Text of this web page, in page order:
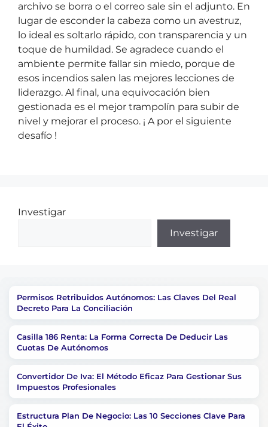
archivo se borra o el correo sale sin el adjunto. En
lugar de esconder la cabeza como un avestruz,
lo ideal es soltarlo rápido, con transparencia y un
toque de humildad. Se agradece cuando el
ambiente permite fallar sin miedo, porque de
esos incendios salen las mejores lecciones de
liderazgo. Al final, una equivocación bien
gestionada es el mejor trampolín para subir de
nivel y mejorar el proceso. ¡ A por el siguiente
desafío !
Investigar
Investigar
Permisos Retribuidos Autónomos: Las Claves Del Real
Decreto Para La Conciliación
Casilla 186 Renta: La Forma Correcta De Deducir Las
Cuotas De Autónomos
Convertidor De Iva: El Método Eficaz Para Gestionar Sus
Impuestos Profesionales
Estructura Plan De Negocio: Las 10 Secciones Clave Para